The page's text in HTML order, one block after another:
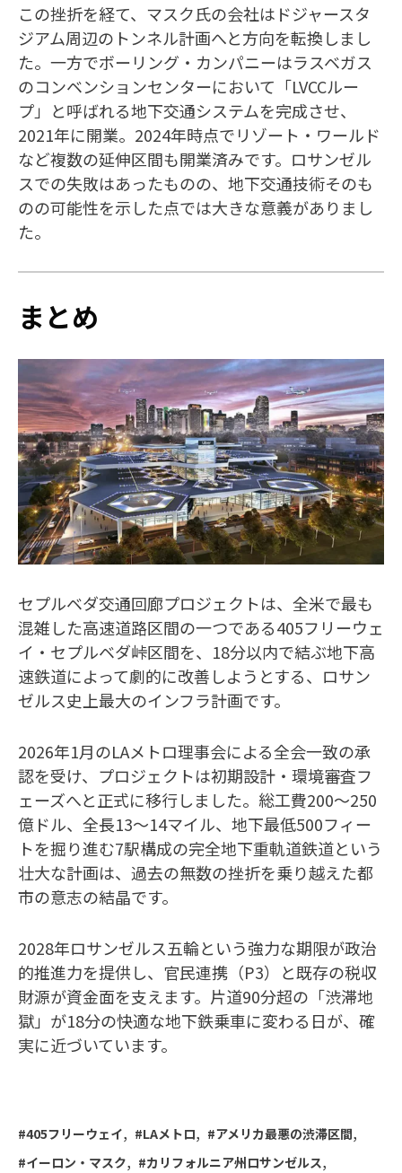
この挫折を経て、マスク氏の会社はドジャースタ
ジアム周辺のトンネル計画へと方向を転換しまし
た。一方でボーリング・カンパニーはラスベガス
のコンベンションセンターにおいて「LVCCルー
プ」と呼ばれる地下交通システムを完成させ、
2021年に開業。2024年時点でリゾート・ワールド
など複数の延伸区間も開業済みです。ロサンゼル
スでの失敗はあったものの、地下交通技術そのも
のの可能性を示した点では大きな意義がありまし
た。
まとめ
セプルベダ交通回廊プロジェクトは、全米で最も
混雑した高速道路区間の一つである405フリーウェ
イ・セプルベダ峠区間を、18分以内で結ぶ地下高
速鉄道によって劇的に改善しようとする、ロサン
ゼルス史上最大のインフラ計画です。
2026年1月のLAメトロ理事会による全会一致の承
認を受け、プロジェクトは初期設計・環境審査フ
ェーズへと正式に移行しました。総工費200〜250
億ドル、全長13〜14マイル、地下最低500フィー
トを掘り進む7駅構成の完全地下重軌道鉄道という
壮大な計画は、過去の無数の挫折を乗り越えた都
市の意志の結晶です。
2028年ロサンゼルス五輪という強力な期限が政治
的推進力を提供し、官民連携（P3）と既存の税収
財源が資金面を支えます。片道90分超の「渋滞地
獄」が18分の快適な地下鉄乗車に変わる日が、確
実に近づいています。
405フリーウェイ LAメトロ
アメリカ最悪の渋滞区間
イーロン・マスク
カリフォルニア州ロサンゼルス